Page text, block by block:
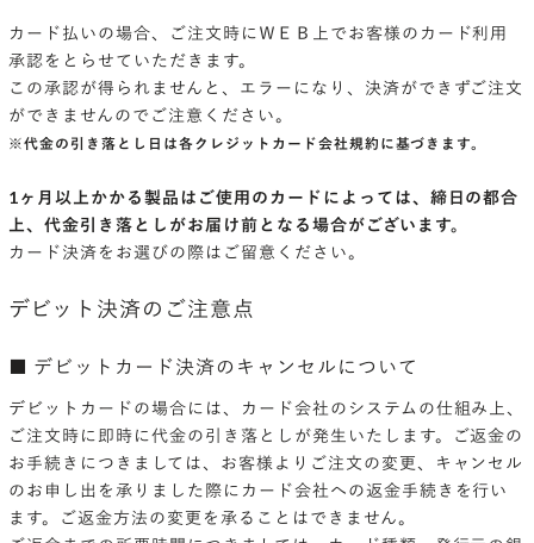
カード払いの場合、ご注文時にＷＥＢ上でお客様のカード利用
承認をとらせていただきます。
この承認が得られませんと、エラーになり、決済ができずご注文
ができませんのでご注意ください。
※代金の引き落とし日は各クレジットカード会社規約に基づきます。
1ヶ月以上かかる製品はご使用のカードによっては、締日の都合
上、代金引き落としがお届け前となる場合がございます。
カード決済をお選びの際はご留意ください。
デビット決済のご注意点
■ デビットカード決済のキャンセルについて
デビットカードの場合には、カード会社のシステムの仕組み上、
ご注文時に即時に代金の引き落としが発生いたします。ご返金の
お手続きにつきましては、お客様よりご注文の変更、キャンセル
のお申し出を承りました際にカード会社への返金手続きを行い
ます。ご返金方法の変更を承ることはできません。